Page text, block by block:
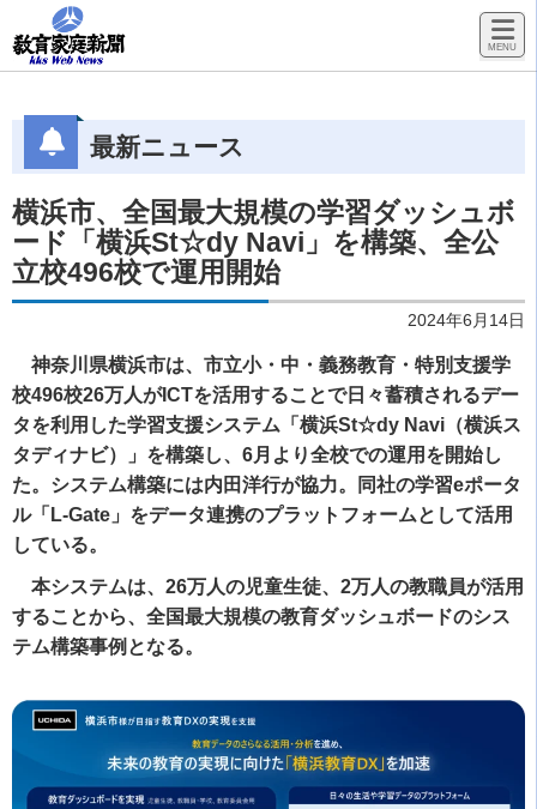
最新ニュース
横浜市、全国最大規模の学習ダッシュボ
ード「横浜St☆dy Navi」を構築、全公
立校496校で運用開始
2024年6月14日
神奈川県横浜市は、市立小・中・義務教育・特別支援学
校496校26万人がICTを活用することで日々蓄積されるデー
タを利用した学習支援システム「横浜St☆dy Navi（横浜ス
タディナビ）」を構築し、6月より全校での運用を開始し
た。システム構築には内田洋行が協力。同社の学習eポータ
ル「L-Gate」をデータ連携のプラットフォームとして活用
している。
本システムは、26万人の児童生徒、2万人の教職員が活用
することから、全国最大規模の教育ダッシュボードのシス
テム構築事例となる。